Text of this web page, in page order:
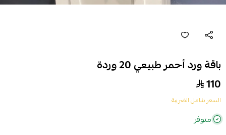
باقة ورد أحمر طبيعي 20 وردة
110
السعر شامل الضريبة
متوفر